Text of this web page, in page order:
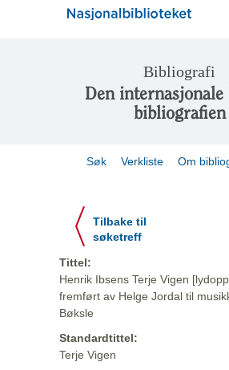
Bibliografi
Den internasjonale
bibliografien
Søk Verkliste Om
Tilbake til
søketreff
Tittel:
Henrik Ibsens Terje Vigen
fremført av Helge Jordal til
Bøksle
Standardtittel:
Terje Vigen